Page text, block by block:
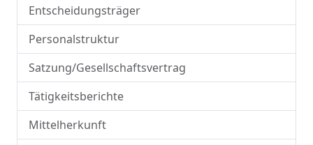
Entscheidungsträger
Personalstruktur
Satzung/Gesellschaftsvertrag
Tätigkeitsberichte
Mittelherkunft